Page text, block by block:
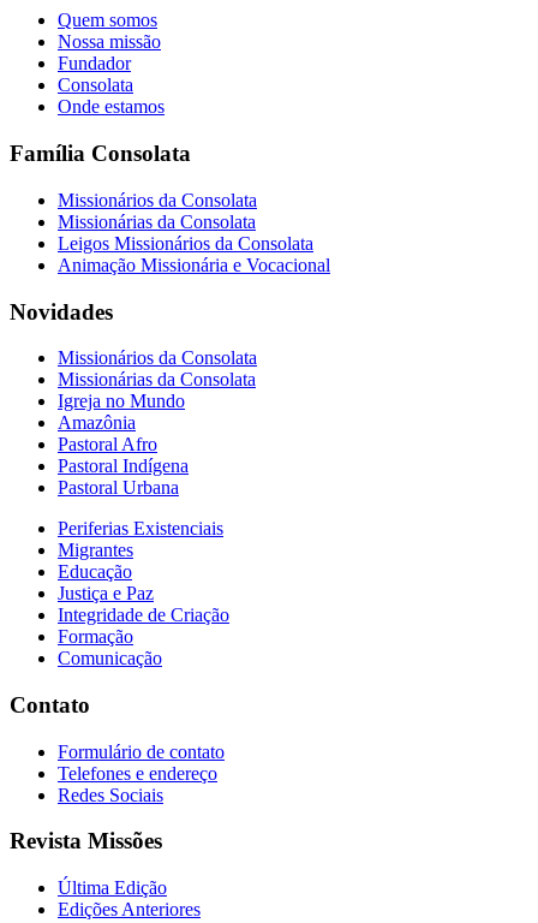
Quem somos
Nossa missão
Fundador
Consolata
Onde estamos
Família Consolata
Missionários da Consolata
Missionárias da Consolata
Leigos Missionários da Consolata
Animação Missionária e Vocacional
Novidades
Missionários da Consolata
Missionárias da Consolata
Igreja no Mundo
Amazônia
Pastoral Afro
Pastoral Indígena
Pastoral Urbana
Periferias Existenciais
Migrantes
Educação
Justiça e Paz
Integridade de Criação
Formação
Comunicação
Contato
Formulário de contato
Telefones e endereço
Redes Sociais
Revista Missões
Última Edição
Edições Anteriores